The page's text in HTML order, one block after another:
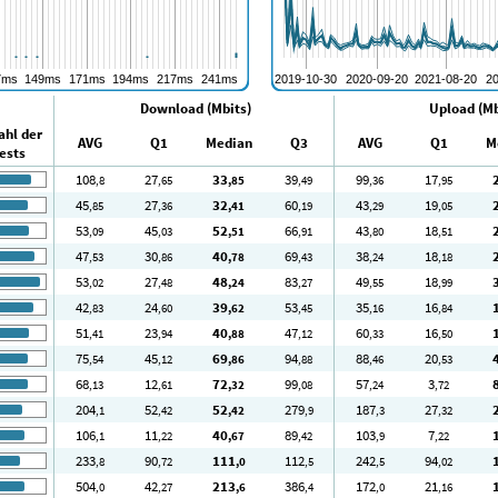
Download (Mbits)
Upload
der
AVG Q1 Median Q3 AVG Q1
108,8 27,65 33,85 39,49 99,36 17,95
45,85 27,36 32,41 60,19 43,29 19,05
53,09 45,03 52,51 66,91 43,80 18,51
47,53 30,86 40,78 69,43 38,24 18,18
53,02 27,48 48,24 83,27 49,55 18,99
42,83 24,60 39,62 53,45 35,16 16,84
51,41 23,94 40,88 47,12 60,33 16,50
75,54 45,12 69,86 94,88 88,46 20,53
68,13 12,61 72,32 99,08 57,24 3,72
204,1 52,42 52,42 279,9 187,3 27,32
106,1 11,22 40,67 89,42 103,9 7,22
233,8 90,72 111,0 112,5 242,5 94,02
504,0 42,27 213,6 386,4 172,0 21,16